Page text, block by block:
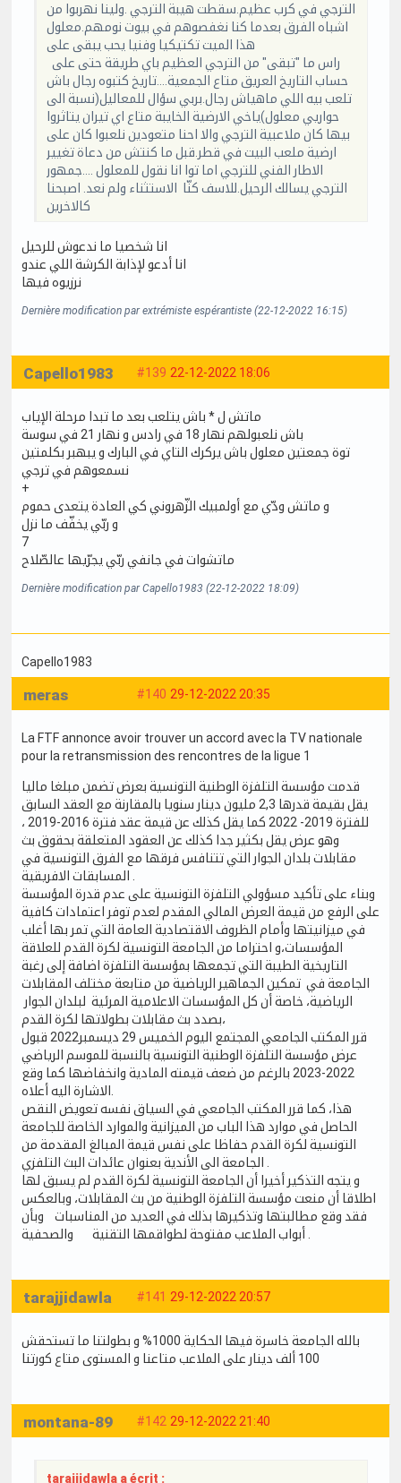
الترجي في كرب عظيم.سقطت هيبة الترجي .ولينا نهربوا من
اشباه الفرق بعدما كنا نغفصوهم في بيوت نومهم.معلول
هذا الميت تكتيكيا وفنيا يحب يبقى على
حساب التاريخ العريق متاع الجمعية....تاريخ كتبوه رجال باش
تلعب بيه اللي ماهياش رجال.بربي سؤال للمعاليل(نسبة الى
حواريي معلول)ياخي الارضية الخايبة متاع اي تيران يتاثروا
بيها كان ملاعبية الترجي والا احنا متعودين نلعبوا كان على
ارضية ملعب البيت في قطر.قبل ما كنتش من دعاة تغيير
الاطار الفني للترجي اما توا انا نقول للمعلول ....جمهور
الترجي يسالك الرحيل.للاسف كنّا الاستثناء ولم نعد. اصبحنا
كالاخرين
انا شخصيا ما ندعوش للرحيل
انا أدعو لإذابة الكرشة اللي عندو
نرزيوه فيها
Dernière modification par extrémiste espérantiste (22-12-2022 16:15)
#139 22-12-2022 18:06
Capello1983
ماتش ل * باش يتلعب بعد ما تبدا مرحلة الإياب
باش نلعبولهم نهار 18 في رادس و نهار 21 في سوسة
توة جمعتين معلول باش يركرك التاي في البارك و يبهبر بكلمتين
نسمعوهم في ترجي
+
و ماتش ودّي مع أولمبيك الزّهروني كي العادة يتعدى حموم
و ربّي يخفّف ما نزل
7
ماتشوات في جانفي ربّي يجرّيها عالصّلاح
Dernière modification par Capello1983 (22-12-2022 18:09)
Capello1983
#140 29-12-2022 20:35
meras
La FTF annonce avoir trouver un accord avec la TV nationale
pour la retransmission des rencontres de la ligue 1
قدمت مؤسسة التلفزة الوطنية التونسية بعرض تضمن مبلغا ماليا
يقل بقيمة قدرها 2,3 مليون دينار سنويا بالمقارنة مع العقد السابق
للفترة 2019- 2022 كما يقل كذلك عن قيمة عقد فترة 2016-2019 ،
وهو عرض يقل بكثير جدا كذلك عن العقود المتعلقة بحقوق بث
مقابلات بلدان الجوار التي تتنافس فرقها مع الفرق التونسية في
وبناء على تأكيد مسؤولي التلفزة التونسية على عدم قدرة المؤسسة
على الرفع من قيمة العرض المالي المقدم لعدم توفر اعتمادات كافية
في ميزانيتها وأمام الظروف الاقتصادية العامة التي تمر بها أغلب
المؤسسات،و احتراما من الجامعة التونسية لكرة القدم للعلاقة
التاريخية الطيبة التي تجمعها بمؤسسة التلفزة اضافة إلى رغبة
الجامعة في تمكين الجماهير الرياضية من متابعة مختلف المقابلات
الرياضية، خاصة أن كل المؤسسات الاعلامية المرئية لبلدان الجوار
بصدد بث مقابلات بطولاتها لكرة القدم،
قرر المكتب الجامعي المجتمع اليوم الخميس 29 ديسمبر2022 قبول
عرض مؤسسة التلفزة الوطنية التونسية بالنسبة للموسم الرياضي
2022-2023 بالرغم من ضعف قيمته المادية وانخفاضها كما وقع
هذا، كما قرر المكتب الجامعي في السياق نفسه تعويض النقص
الحاصل في موارد هذا الباب من الميزانية والموارد الخاصة للجامعة
التونسية لكرة القدم حفاظا على نفس قيمة المبالغ المقدمة من
و يتجه التذكير أخيرا أن الجامعة التونسية لكرة القدم لم يسبق لها
اطلاقا أن منعت مؤسسة التلفزة الوطنية من بث المقابلات، وبالعكس
فقد وقع مطالبتها وتذكيرها بذلك في العديد من المناسبات وبأن
#141 29-12-2022 20:57
tarajjidawla
بالله الجامعة خاسرة فيها الحكاية 1000% و بطولتنا ما تستحقش
100 ألف دينار على الملاعب متاعنا و المستوى متاع كورتنا
#142 29-12-2022 21:40
montana-89
tarajjidawla a écrit :